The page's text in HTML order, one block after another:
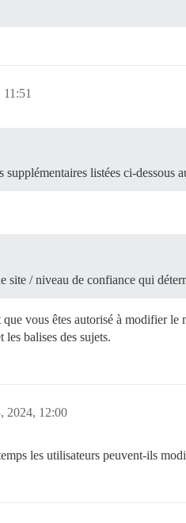
listées ci-dessous
site / niveau de confiance qui
vous êtes autorisé à modifier le
balises des sujets.
2024, 12:00
les utilisateurs peuvent-ils